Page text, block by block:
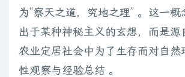
为“察天之道，究地之理” 。这一
出于某种神秘主义的玄想，而是源
农业定居社会中为了生存而对自然
性观察与经验总结 。